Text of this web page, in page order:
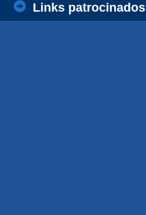
Links patrocinados